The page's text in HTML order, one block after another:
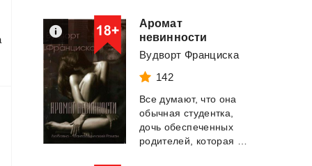
Аромат
невинности
Вудворт Франциска
142
Все думают, что она
обычная студентка,
дочь обеспеченных